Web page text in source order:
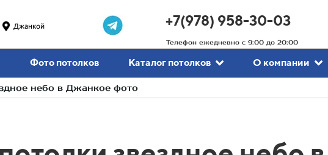
Джанкой +7(978) 958-30-03
Телефон ежедневно с 9:00 до 20:00
Фото потолков Каталог потолков О компании
небо в Джанкое фото